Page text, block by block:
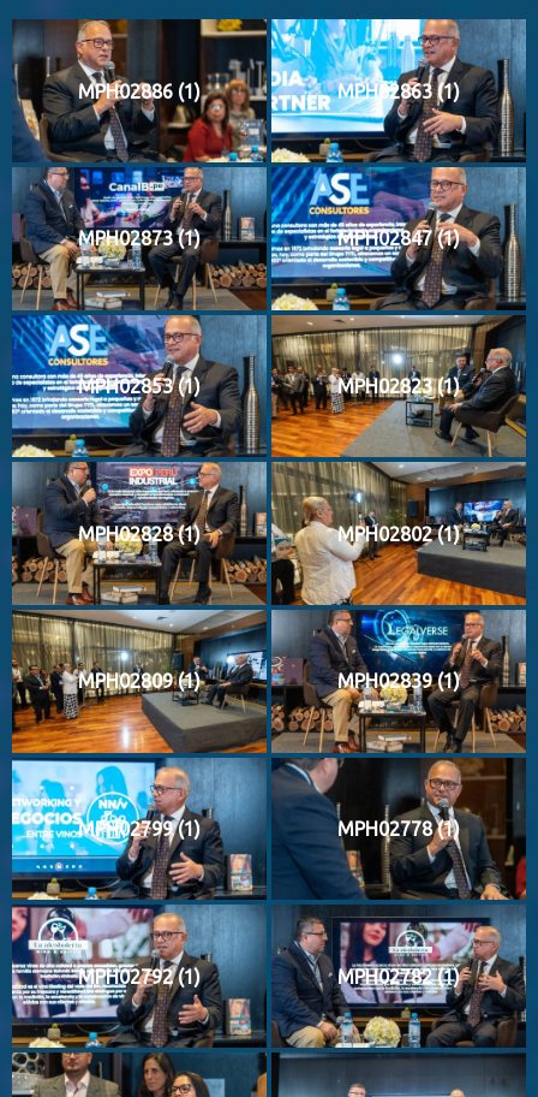
MPH02886 (1) MPH02863 (1)
MPH02873 (1) MPH02847 (1)
MPH02853 (1) MPH02823 (1)
MPH02828 (1) MPH02802 (1)
MPH02809 (1) MPH02839 (1)
MPH02799 (1) MPH02778 (1)
MPH02792 (1) MPH02782 (1)